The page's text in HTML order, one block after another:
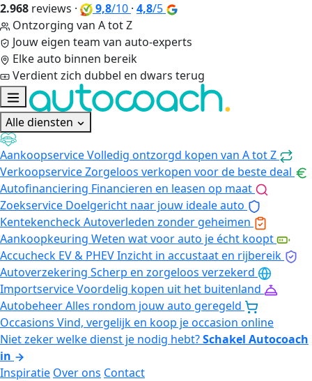
2.968 reviews · 9,8/10 · 4,8/5
Ontzorging van A tot Z
Jouw eigen team van auto-experts
Elke auto binnen bereik
Verdient zich dubbel en dwars terug
Alle diensten
AankoopserviceVolledig ontzorgd kopen van A tot Z
VerkoopserviceZorgeloos verkopen voor de beste deal
Autofinanciering Financieren en leasen op maat
Zoekservice Doelgericht naar jouw ideale auto
KentekencheckAutoverleden zonder geheimen
Aankoopkeuring Weten wat voor auto je écht koopt
Accucheck EV & PHEVInzicht in accustaat en rijbereik
Autoverzekering Scherp en zorgeloos verzekerd
ImportserviceVoordelig kopen uit het buitenland
AutobeheerAlles rondom jouw auto geregeld
Occasions Vind, vergelijk en koop je occasion online
Niet zeker welke dienst je nodig hebt?Schakel Autocoach
in
Inspiratie Over ons Contact